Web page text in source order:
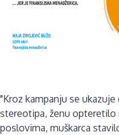
"Kroz kampanju se
stereotipa, ženu opteretilo
poslovima, muškarca